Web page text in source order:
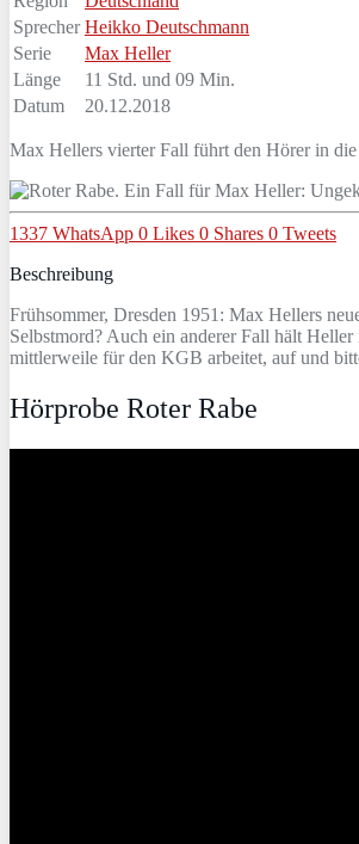
Sprecher Heikko Deutschmann
Serie
Max Heller
Länge
11 Std. und 09 Min.
Datum
20.12.2018
Max Hellers vierter Fall führt den Hörer in
1337 WhatsApp 0 Likes 0 Shares 0 Tweets
Beschreibung
Frühsommer, Dresden 1951: Max Hellers
Selbstmord? Auch ein anderer Fall hält
mittlerweile für den KGB arbeitet, auf und
Hörprobe Roter Rabe